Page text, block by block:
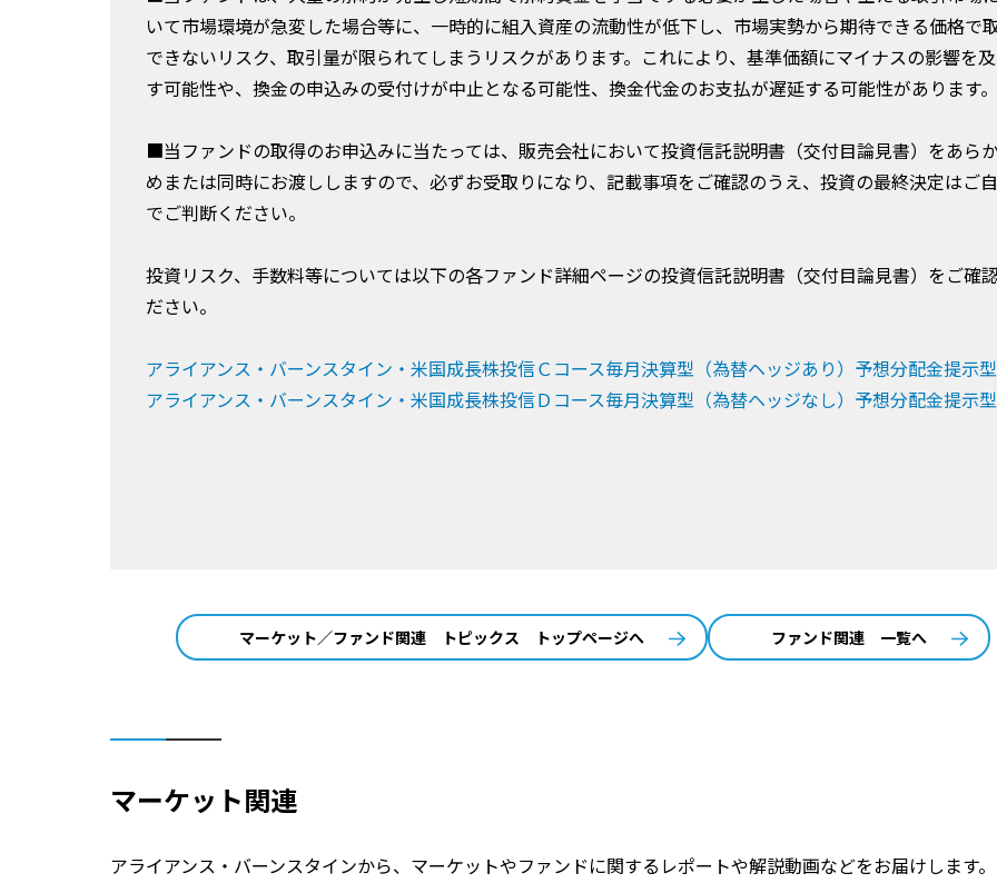
いて市場環境が急変した場合等に、一時的に組入資産の流動性が低下し、市場実勢から期待できる価格で
できないリスク、取引量が限られてしまうリスクがあります。これにより、基準価額にマイナスの影響を
す可能性や、換金の申込みの受付けが中止となる可能性、換金代金のお支払が遅延する可能性があります。
■当ファンドの取得のお申込みに当たっては、販売会社において投資信託説明書（交付目論見書）をあら
めまたは同時にお渡ししますので、必ずお受取りになり、記載事項をご確認のうえ、投資の最終決定はご
でご判断ください。
投資リスク、手数料等については以下の各ファンド詳細ページの投資信託説明書（交付目論見書）をご確
ださい。
アライアンス・バーンスタイン・米国成長株投信Ｃコース毎月決算型（為替ヘッジあり）予想分配金提示型
アライアンス・バーンスタイン・米国成長株投信Ｄコース毎月決算型（為替ヘッジなし）予想分配金提示型
マーケット／ファンド関連 トピックス トップページへ ファンド関連 一覧へ
マーケット関連
アライアンス・バーンスタインから、マーケットやファンドに関するレポートや解説動画などをお届けします。